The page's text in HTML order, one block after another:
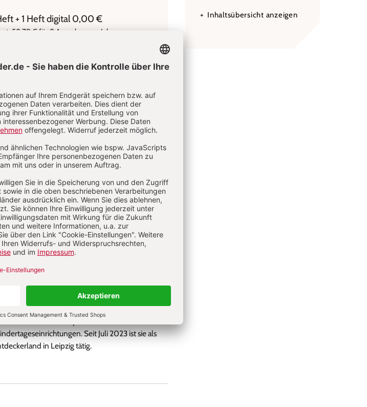
+ 1 Heft digital 0,00 €
58,70 € für 8 Ausgaben pro Jahr +
Abo testen
ein Abonnement?Anmelden
und Sozialpädagogin. Seit
Schwerpunktthemen der
Seit Juli 2023 ist sie als
in Leipzig tätig.
Inhaltsübersicht anzeigen